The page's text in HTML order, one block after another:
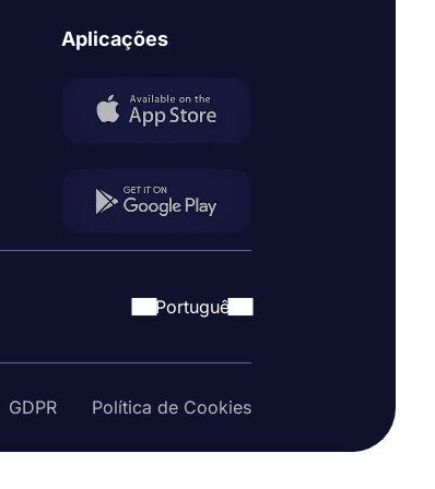
Aplicações
Portuguê
GDPR Política de Cookies